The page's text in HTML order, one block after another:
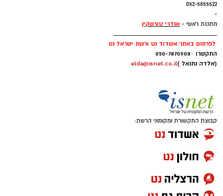
052-5855522
-
מתכנת ראשי - אנדרי טורשקין
__________________________
לפרסום באתר אשדוד נט ורשת ישראל נט
התקשרו -
050-7870908
(אלדה נתנאל )elda@isnet.co.il
קבוצת התקשורת ומקומוני הרשת: